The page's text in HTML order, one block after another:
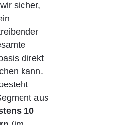
sicher,
direkt
kann.
aus
10